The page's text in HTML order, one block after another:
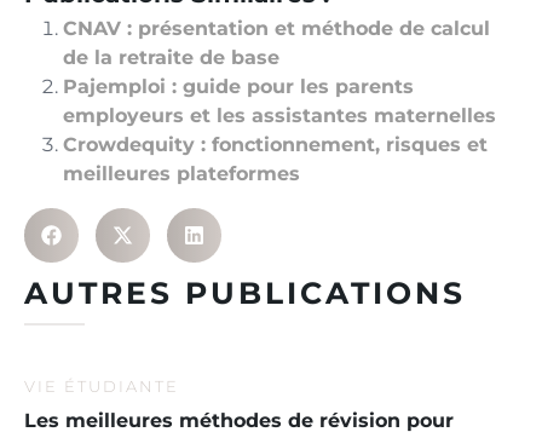
CNAV : présentation et méthode de calcul
de la retraite de base
Pajemploi : guide pour les parents
employeurs et les assistantes maternelles
Crowdequity : fonctionnement, risques et
meilleures plateformes
AUTRES PUBLICATIONS
VIE ÉTUDIANTE
Les meilleures méthodes de révision pour